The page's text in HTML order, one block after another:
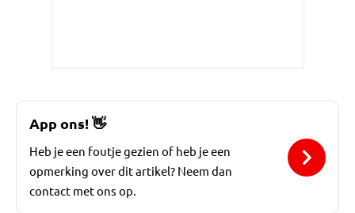
App ons!👋
Heb je een foutje gezien of heb je een
opmerking over dit artikel? Neem dan
contact met ons op.